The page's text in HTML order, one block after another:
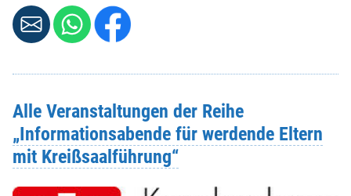
Alle Veranstaltungen der Reihe
„Informationsabende für werdende Eltern
mit Kreißsaalführung“